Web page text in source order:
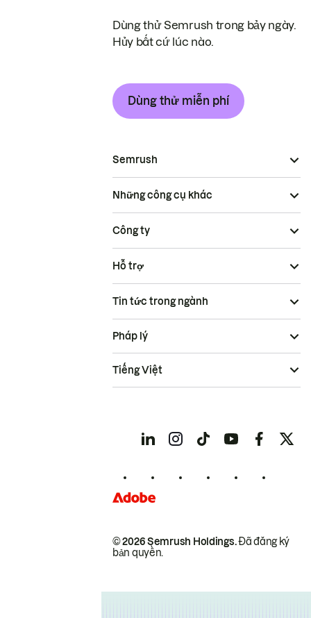
Dùng thử Semrush trong bảy ngày.
Hủy bất cứ lúc nào.
Dùng thử miễn phí
Semrush
Những công cụ khác
Công ty
Hỗ trợ
Tin tức trong ngành
© 2026 Semrush Holdings.Đã đăng ký
bản quyền.
Pháp lý
Tiếng Việt